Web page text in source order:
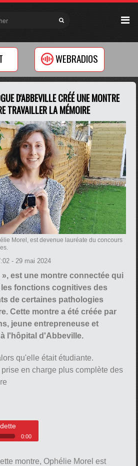
WEBRADIOS
D'ABBEVILLE CRÉÉ UNE MONTRE
TRAVAILLER LA MÉMOIRE
Morel, est devenue lauréate du concours
- 29 mai 2024
», est une montre connectée qui
fonctions cognitives des
de certaines pathologies
Cette montre a été créée par
jeune entrepreneuse et
l'hôpital d'Abbeville.
qu'elle était étudiante.
en charge plus complète des
0:00
montre, Ophélie Morel est